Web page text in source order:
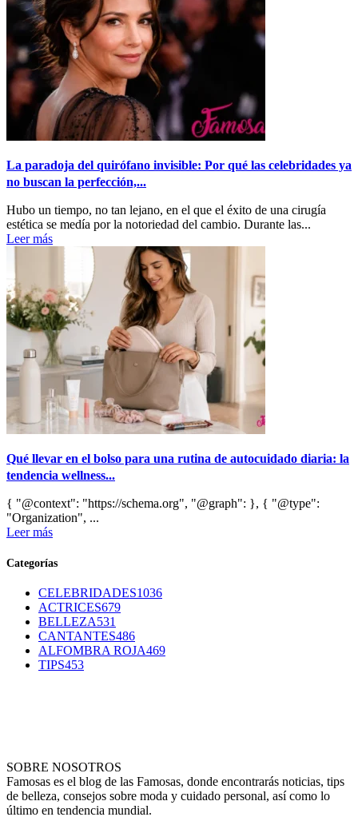
La paradoja del quirófano invisible: Por qué las celebridades ya
no buscan la perfección,...
Hubo un tiempo, no tan lejano, en el que el éxito de una cirugía
estética se medía por la notoriedad del cambio. Durante las...
Leer más
Qué llevar en el bolso para una rutina de autocuidado diaria: la
tendencia wellness...
{ "@context": "https://schema.org", "@graph": }, { "@type":
"Organization", ...
Leer más
Categorías
CELEBRIDADES1036
ACTRICES679
BELLEZA531
CANTANTES486
ALFOMBRA ROJA469
TIPS453
SOBRE NOSOTROS
Famosas es el blog de las Famosas, donde encontrarás noticias, tips
de belleza, consejos sobre moda y cuidado personal, así como lo
último en tendencia mundial.